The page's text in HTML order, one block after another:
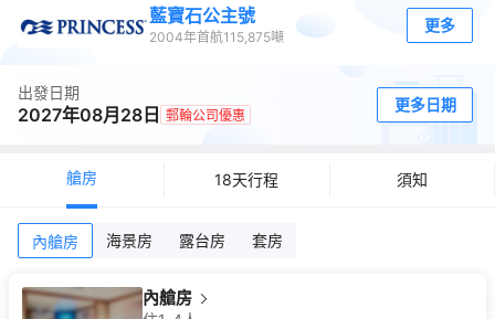
藍寶石公主號
2004年首航115,875噸
更多
出發日期
2027年08月28日 郵輪公司優惠
更多日期
艙房 18天行程 須知
內艙房 海景房 露台房 套房
內艙房